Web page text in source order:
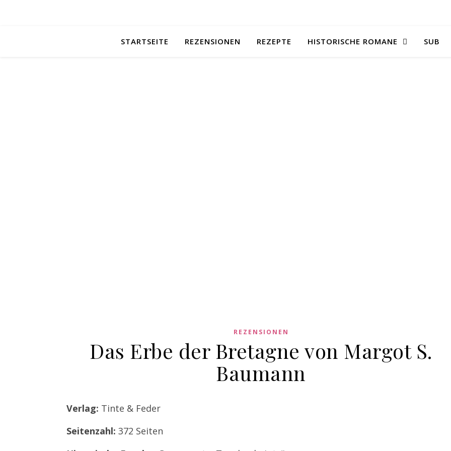
STARTSEITE REZENSIONEN REZEPTE HISTORISCHE ROMANE SUB
REZENSIONEN
Das Erbe der Bretagne von Margot S.
Baumann
Verlag: Tinte & Feder
Seitenzahl: 372 Seiten